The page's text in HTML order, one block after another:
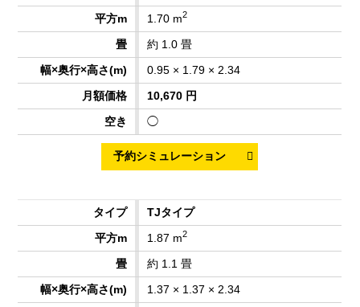
1.70 m2
約 1.0 畳
0.95 × 1.79 × 2.34
10,670 円
◯
TJタイプ
1.87 m2
約 1.1 畳
1.37 × 1.37 × 2.34